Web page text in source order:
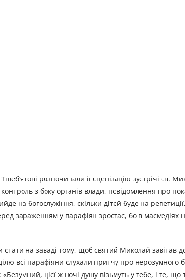
розпочинали інсценізацію зустрічі св.
з боку органів влади, повідомлення про
на богослужіння, скільки дітей буде на репетиції,
зараженням у парафіян зростає, бо в масмедіях
на заваді тому, щоб святий Миколай завітав до
всі парафіяни слухали притчу про нерозумного
цієї ж ночі душу візьмуть у тебе, і те, що